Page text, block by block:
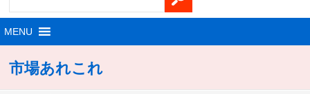
市場あれこれ